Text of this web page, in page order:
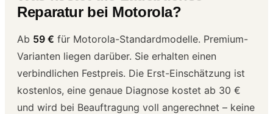
Reparatur bei Motorola?
Ab 59 € für Motorola-Standardmodelle. Premium-
Varianten liegen darüber. Sie erhalten einen
verbindlichen Festpreis. Die Erst-Einschätzung ist
kostenlos, eine genaue Diagnose kostet ab 30 €
und wird bei Beauftragung voll angerechnet – keine